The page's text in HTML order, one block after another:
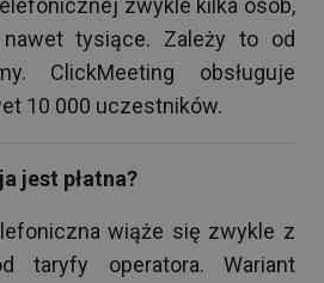
zwykle kilka osób,
tysiące. Zależy to od
ClickMeeting obsługuje
10 000 uczestników.
jest płatna?
wiąże się zwykle z
taryfy operatora. Wariant